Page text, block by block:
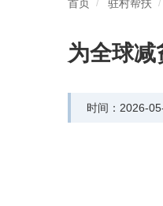
首页 / 驻村帮扶 /
为全球
时间：2026-